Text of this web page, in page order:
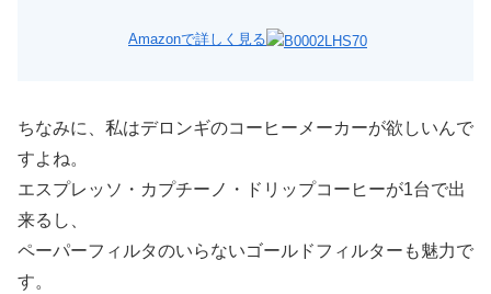
Amazonで詳しく見る
ちなみに、私はデロンギのコーヒーメーカーが欲しいんで
すよね。
エスプレッソ・カプチーノ・ドリップコーヒーが1台で出
来るし、
ペーパーフィルタのいらないゴールドフィルターも魅力で
す。